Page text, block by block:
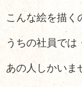
こんな絵を描く
うちの社員では
あの人しかいま